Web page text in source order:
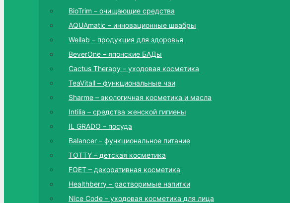
BioTrim – очищающие средства
AQUAmatic – инновационные швабры
Wellab – продукция для здоровья
BeverOne – японские БАДы
Cactus Therapy – уходовая косметика
TeaVitall – функциональные чаи
Sharme – экологичная косметика и масла
Intilia – средства женской гигиены
IL GRADO – посуда
Balancer – функциональное питание
TOTTY – детская косметика
FOET – декоративная косметика
Healthberry – растворимые напитки
Nice Code – уходовая косметика для лица